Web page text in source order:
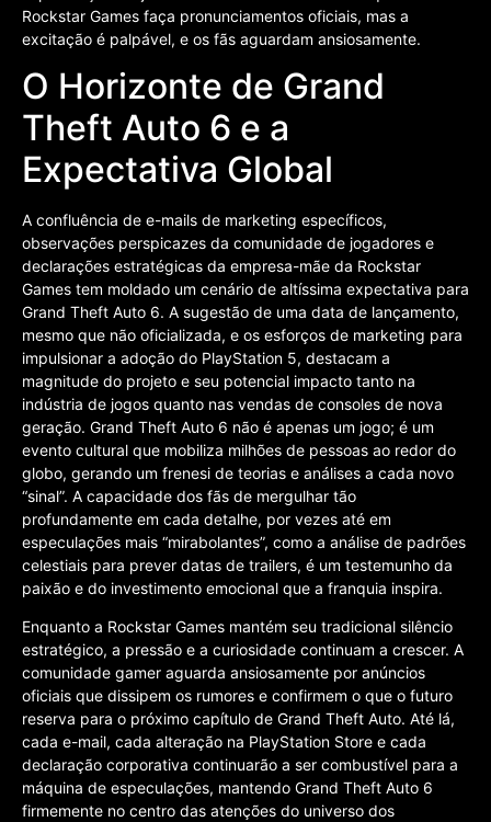
Rockstar Games faça pronunciamentos oficiais, mas a
excitação é palpável, e os fãs aguardam ansiosamente.
O Horizonte de Grand
Theft Auto 6 e a
Expectativa Global
A confluência de e-mails de marketing específicos,
observações perspicazes da comunidade de jogadores e
declarações estratégicas da empresa-mãe da Rockstar
Games tem moldado um cenário de altíssima expectativa para
Grand Theft Auto 6. A sugestão de uma data de lançamento,
mesmo que não oficializada, e os esforços de marketing para
impulsionar a adoção do PlayStation 5, destacam a
magnitude do projeto e seu potencial impacto tanto na
indústria de jogos quanto nas vendas de consoles de nova
geração. Grand Theft Auto 6 não é apenas um jogo; é um
evento cultural que mobiliza milhões de pessoas ao redor do
globo, gerando um frenesi de teorias e análises a cada novo
“sinal”. A capacidade dos fãs de mergulhar tão
profundamente em cada detalhe, por vezes até em
especulações mais “mirabolantes”, como a análise de padrões
celestiais para prever datas de trailers, é um testemunho da
paixão e do investimento emocional que a franquia inspira.
Enquanto a Rockstar Games mantém seu tradicional silêncio
estratégico, a pressão e a curiosidade continuam a crescer. A
comunidade gamer aguarda ansiosamente por anúncios
oficiais que dissipem os rumores e confirmem o que o futuro
reserva para o próximo capítulo de Grand Theft Auto. Até lá,
cada e-mail, cada alteração na PlayStation Store e cada
declaração corporativa continuarão a ser combustível para a
máquina de especulações, mantendo Grand Theft Auto 6
firmemente no centro das atenções do universo dos